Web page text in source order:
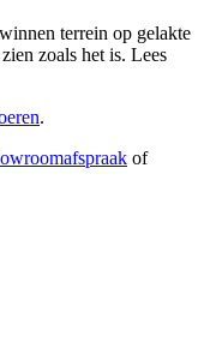
terrein op gelakte
zoals het is. Lees
.
of